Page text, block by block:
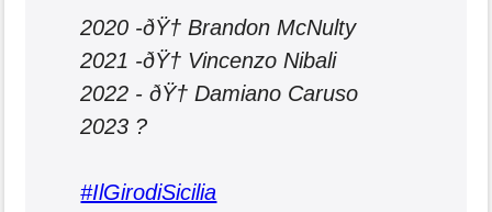
2020 -ðŸ† Brandon McNulty
2021 -ðŸ† Vincenzo Nibali
2022 - ðŸ† Damiano Caruso
2023 ?
#IlGirodiSicilia